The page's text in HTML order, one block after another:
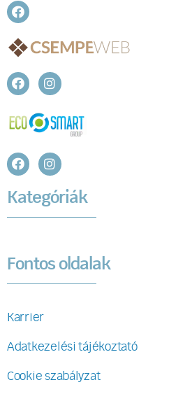
Kategóriák
Fontos oldalak
Karrier
Adatkezelési tájékoztató
Cookie szabályzat